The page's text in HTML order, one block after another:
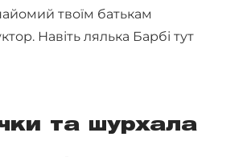
твоїм батькам
Навіть лялька Барбі тут
та шурхала